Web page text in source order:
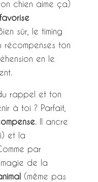
chien aime ça)
favorise
sûr, le timing
récompenses ton
en le
rappel et ton
à toi ? Parfait,
. Il ancre
et la
par
de la
(même pas